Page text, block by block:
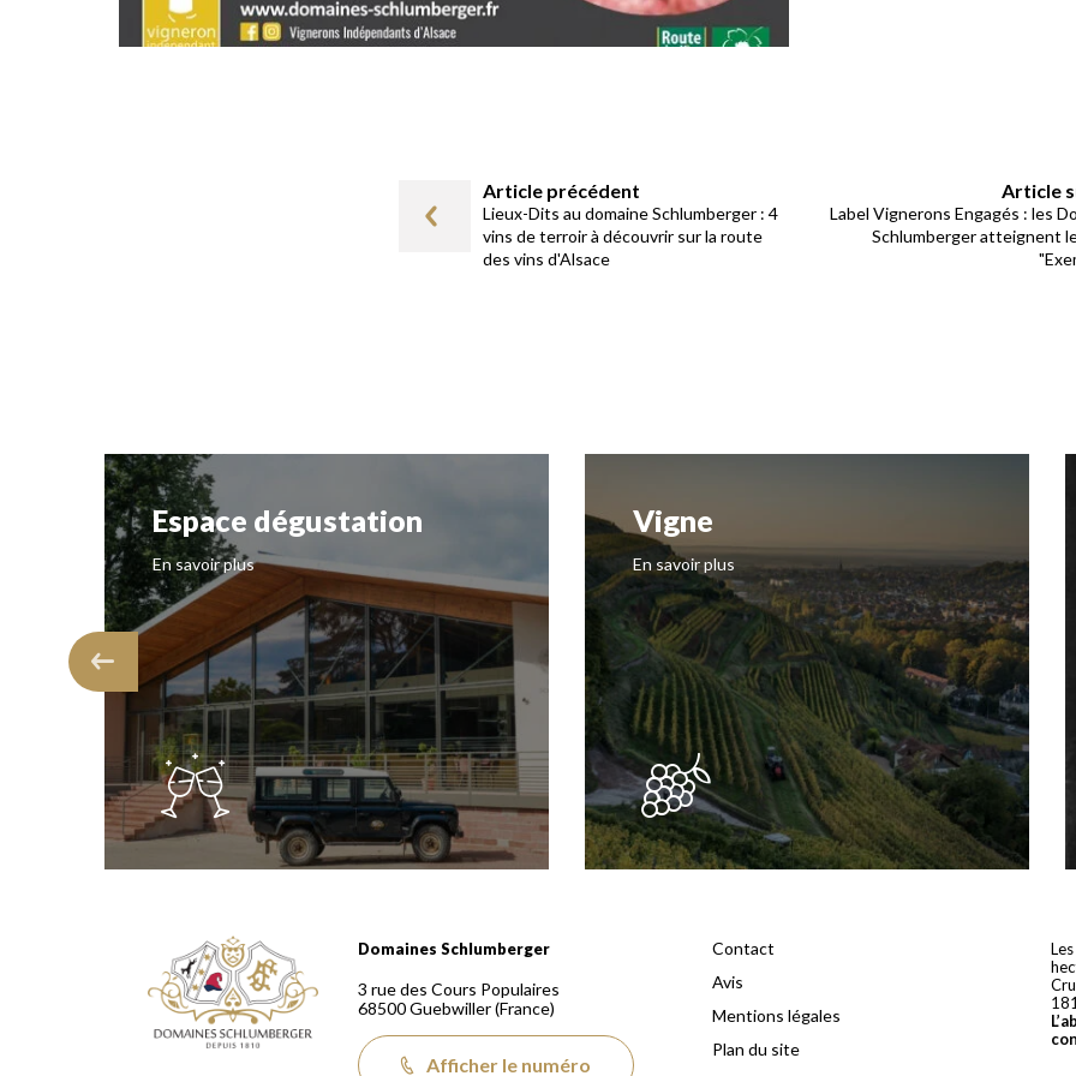
Article précédent
Lieux-Dits au domaine Schlumberger : 4
vins de terroir à découvrir sur la route
des vins d'Alsace
Article
Label Vignerons Engagés : les
Schlumberger atteignent
Espace dégustation
En savoir plus
Vigne
En savoir plus
Domaines Schlumberger Vignerons 100% récoltants depuis 1810
Domaines Schlumberger
3 rue des Cours Populaires
68500Guebwiller(France)
Afficher le numéro
Contact
Avis
Mentions légales
Plan du site